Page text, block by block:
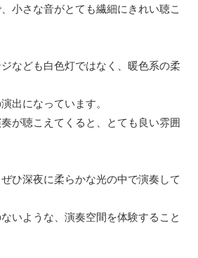
小さな音がとても繊細にきれい聴こ
なども白色灯ではなく、暖色系の柔
出になっています。
が聴こえてくると、とても良い雰囲
ひ深夜に柔らかな光の中で演奏して
いような、演奏空間を体験すること